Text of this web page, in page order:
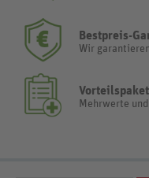
Bestpreis-
Wir
Vorteilspaket
Mehrwerte